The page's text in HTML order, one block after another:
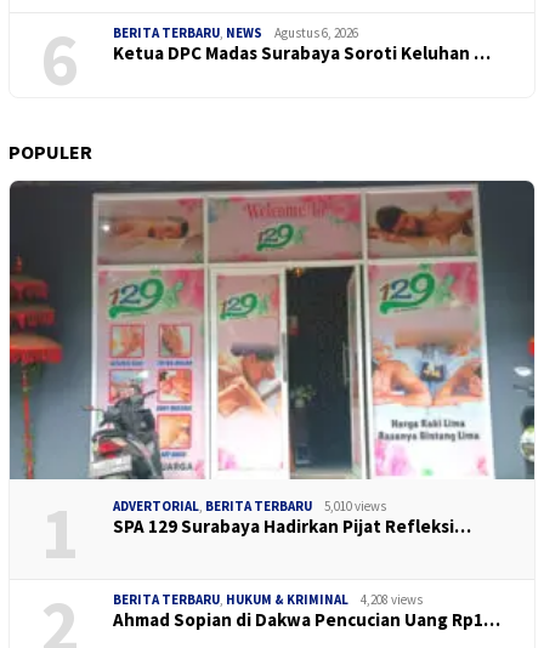
6
BERITA TERBARU, NEWS Agustus 6, 2026
Ketua DPC Madas Surabaya Soroti Keluhan …
POPULER
1 ADVERTORIAL BERITA TERBARU 5,010 views
SPA 129 Surabaya Hadirkan Pijat Refleksi…
2 BERITA TERBARU HUKUM & KRIMINAL 4,208 views
Ahmad Sopian di Dakwa Pencucian Uang Rp1…